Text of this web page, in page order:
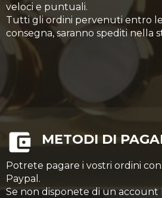
veloci e puntuali.
Tutti gli ordini pervenuti entro le
consegna, saranno spediti nella
METODI DI
Potrete pagare i vostri ordini
Paypal.
Se non disponete di un account